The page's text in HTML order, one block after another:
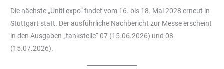
Die nächste „Uniti expo“ findet vom 16. bis 18. Mai 2028 erneut in
Stuttgart statt. Der ausführliche Nachbericht zur Messe erscheint
in den Ausgaben „tankstelle“ 07 (15.06.2026) und 08
(15.07.2026).